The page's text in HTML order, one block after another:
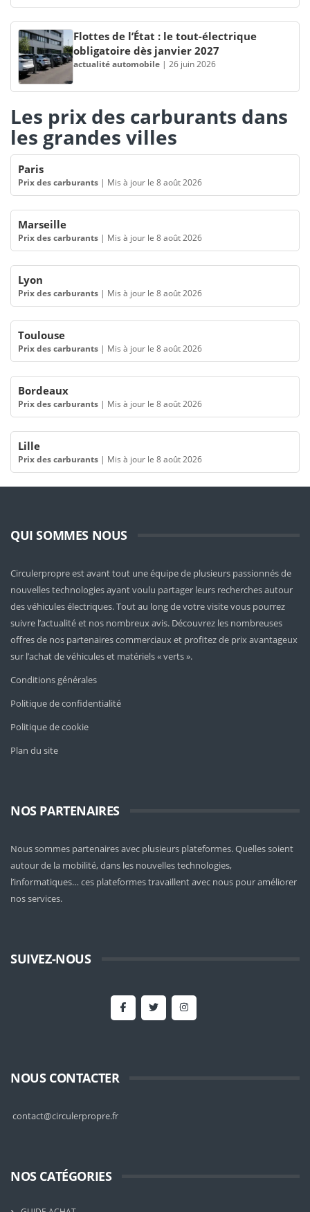
Flottes de l’État : le tout-électrique
obligatoire dès janvier 2027
actualité automobile | 26 juin 2026
Les prix des carburants dans
les grandes villes
Paris
Prix des carburants | Mis à jour le 8 août 2026
Marseille
Prix des carburants | Mis à jour le 8 août 2026
Lyon
Prix des carburants | Mis à jour le 8 août 2026
Toulouse
Prix des carburants | Mis à jour le 8 août 2026
Bordeaux
Prix des carburants | Mis à jour le 8 août 2026
Lille
Prix des carburants | Mis à jour le 8 août 2026
QUI SOMMES NOUS
Circulerpropre est avant tout une équipe de plusieurs passionnés de
nouvelles technologies ayant voulu partager leurs recherches autour
des véhicules électriques. Tout au long de votre visite vous pourrez
suivre l’actualité et nos nombreux avis. Découvrez les nombreuses
offres de nos partenaires commerciaux et profitez de prix avantageux
sur l’achat de véhicules et matériels « verts ».
Conditions générales
Politique de confidentialité
Politique de cookie
Plan du site
NOS PARTENAIRES
Nous sommes partenaires avec plusieurs plateformes. Quelles soient
autour de la mobilité, dans les nouvelles technologies,
l’informatiques… ces plateformes travaillent avec nous pour améliorer
nos services.
SUIVEZ-NOUS
NOUS CONTACTER
contact@circulerpropre.fr
NOS CATÉGORIES